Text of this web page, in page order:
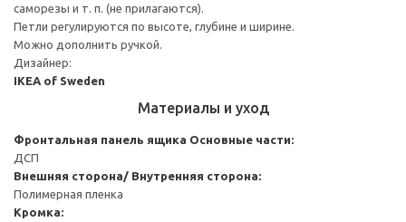
саморезы и т. п. (не прилагаются).
Петли регулируются по высоте, глубине и ширине.
Можно дополнить ручкой.
Дизайнер:
IKEA of Sweden
Материалы и уход
Фронтальная панель ящика Основные части:
ДСП
Внешняя сторона/ Внутренняя сторона:
Полимерная пленка
Кромка: